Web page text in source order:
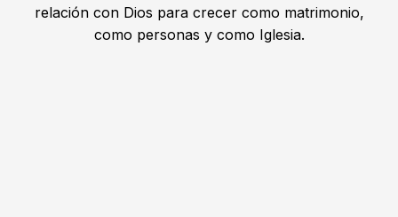
relación con Dios para crecer como matrimonio,
como personas y como Iglesia.